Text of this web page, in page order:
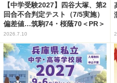
【中学受験2027】四谷大塚、第2
回合不合判定テスト（7/5実施）
偏差値…筑駒74・桜蔭70＜PR＞
2026.7.10